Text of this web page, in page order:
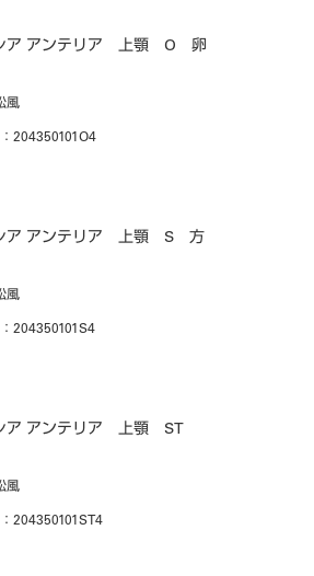
ア アンテリア 上顎 O 卵
風
：204350101O4
ア アンテリア 上顎 S 方
風
：204350101S4
ア アンテリア 上顎 ST
風
：204350101ST4